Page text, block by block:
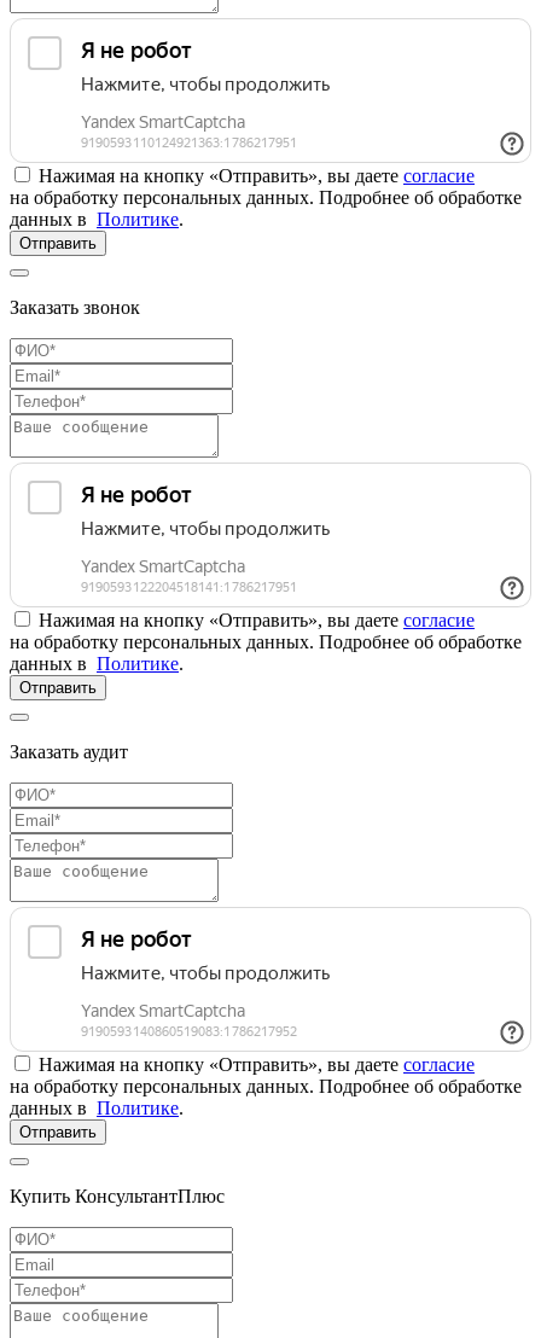
Нажимая на кнопку «Отправить», вы даете согласие
на обработку персональных данных. Подробнее об обработке
данных в Политике.
Отправить
Заказать звонок
Нажимая на кнопку «Отправить», вы даете согласие
на обработку персональных данных. Подробнее об обработке
данных в Политике.
Отправить
Заказать аудит
Нажимая на кнопку «Отправить», вы даете согласие
на обработку персональных данных. Подробнее об обработке
данных в Политике.
Отправить
Купить КонсультантПлюс